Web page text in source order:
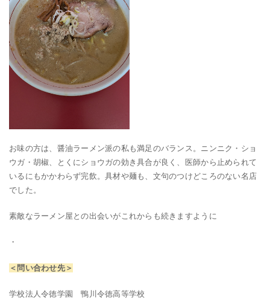
お味の方は、醤油ラーメン派の私も満足のバランス。ニンニク・ショ
ウガ・胡椒、とくにショウガの効き具合が良く、医師から止められて
いるにもかかわらず完飲。具材や麺も、文句のつけどころのない名店
でした。
素敵なラーメン屋との出会いがこれからも続きますように
・
＜問い合わせ先＞
学校法人令徳学園 鴨川令徳高等学校